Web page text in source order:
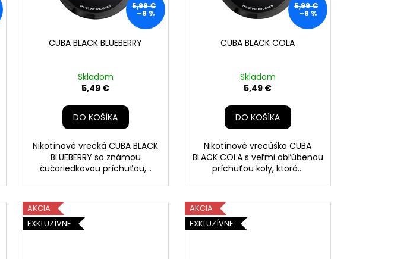
5,99 €
–8 %
CUBA BLACK BLUEBERRY
Skladom
5,49 €
DO KOŠÍKA
Nikotínové vrecká CUBA BLACK
BLUEBERRY so známou
čučoriedkovou príchuťou,...
5,99 €
–8 %
CUBA BLACK COLA
Skladom
5,49 €
DO KOŠÍKA
Nikotínové vrecúška CUBA
BLACK COLA s veľmi obľúbenou
príchuťou koly, ktorá...
AKCIA
EXKLUZÍVNE
AKCIA
EXKLUZÍVNE